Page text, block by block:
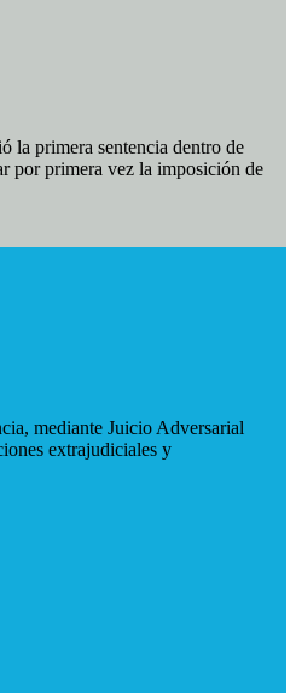
la primera sentencia dentro de
por primera vez la imposición de
mediante Juicio Adversarial
extrajudiciales y